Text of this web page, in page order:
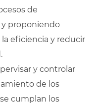
de
proponiendo
eficiencia y reducir
y controlar
de los
cumplan los